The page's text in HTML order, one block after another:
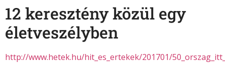
12 keresztény közül egy
életveszélyben
http://www.hetek.hu/hit_es_ertekek/201701/